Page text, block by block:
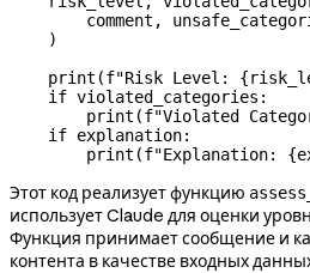
comment,
    )
    print
(f"Risk Level: {
    if
violated_categories:
        print
(f"Violated
    if
explanation:
        print
(f"Explanation: {
Этот код реализует функцию
использует Claude для оценки
Функция принимает сообщение и
контента в качестве входных